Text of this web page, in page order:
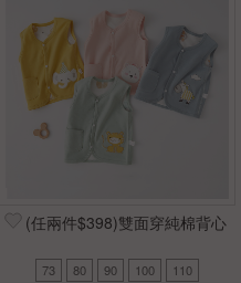
(任兩件$398)雙面穿純棉背心
73 80 90 100 110